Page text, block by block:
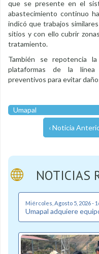
que se presente en el
abastecimiento continuo
indicó que trabajos
sitios y con ello cubrir
tratamiento.
También se repotencia
plataformas de la línea
preventivos para evitar
Umapal
‹ Noticia
NOTICIAS
Miércoles, Agosto 5, 2026 -
Umapal adquiere